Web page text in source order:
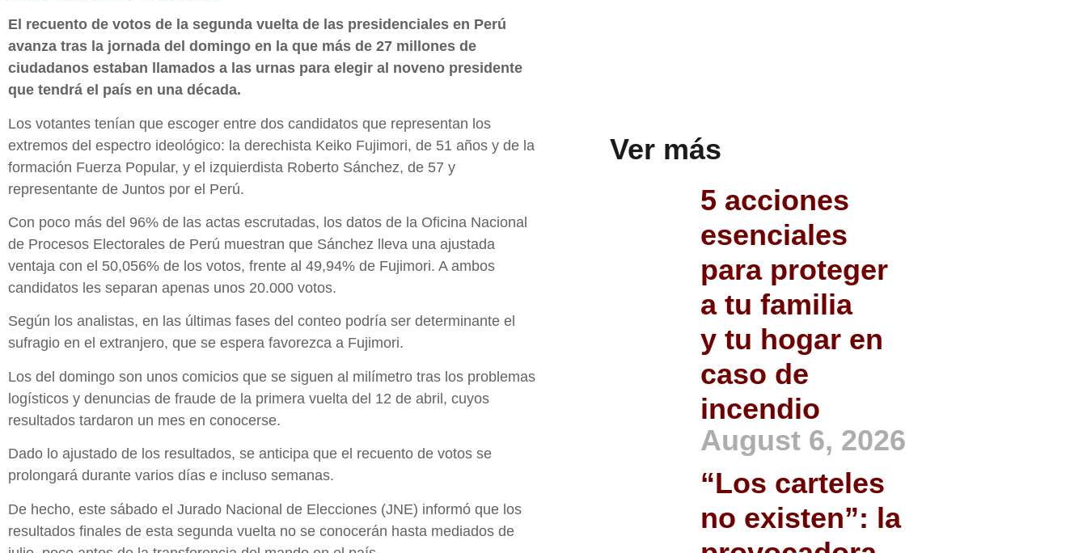
El recuento de votos de la segunda vuelta de las presidenciales en Perú
avanza tras la jornada del domingo en la que más de 27 millones de
ciudadanos estaban llamados a las urnas para elegir al noveno presidente
que tendrá el país en una década.
Los votantes tenían que escoger entre dos candidatos que representan los
extremos del espectro ideológico: la derechista Keiko Fujimori, de 51 años y de la
formación Fuerza Popular, y el izquierdista Roberto Sánchez, de 57 y
representante de Juntos por el Perú.
Con poco más del 96% de las actas escrutadas, los datos de la Oficina Nacional
de Procesos Electorales de Perú muestran que Sánchez lleva una ajustada
ventaja con el 50,056% de los votos, frente al 49,94% de Fujimori. A ambos
candidatos les separan apenas unos 20.000 votos.
Según los analistas, en las últimas fases del conteo podría ser determinante el
sufragio en el extranjero, que se espera favorezca a Fujimori.
Los del domingo son unos comicios que se siguen al milímetro tras los problemas
logísticos y denuncias de fraude de la primera vuelta del 12 de abril, cuyos
resultados tardaron un mes en conocerse.
Dado lo ajustado de los resultados, se anticipa que el recuento de votos se
prolongará durante varios días e incluso semanas.
De hecho, este sábado el Jurado Nacional de Elecciones (JNE) informó que los
resultados finales de esta segunda vuelta no se conocerán hasta mediados de
Ver más
5 acciones
esenciales
para proteger
a tu familia
y tu hogar en
caso de
incendio
August 6, 2026
“Los carteles
no existen”: la